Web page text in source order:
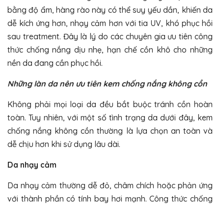
bằng độ ẩm, hàng rào này có thể suy yếu dần, khiến da
dễ kích ứng hơn, nhạy cảm hơn với tia UV, khó phục hồi
sau treatment. Đây là lý do các chuyên gia ưu tiên công
thức chống nắng dịu nhẹ, hạn chế cồn khô cho những
nền da đang cần phục hồi.
Những làn da nên ưu tiên kem chống nắng không cồn
Không phải mọi loại da đều bắt buộc tránh cồn hoàn
toàn. Tuy nhiên, với một số tình trạng da dưới đây, kem
chống nắng không cồn thường là lựa chọn an toàn và
dễ chịu hơn khi sử dụng lâu dài.
Da nhạy cảm
Da nhạy cảm thường dễ đỏ, châm chích hoặc phản ứng
với thành phần có tính bay hơi mạnh. Công thức chống